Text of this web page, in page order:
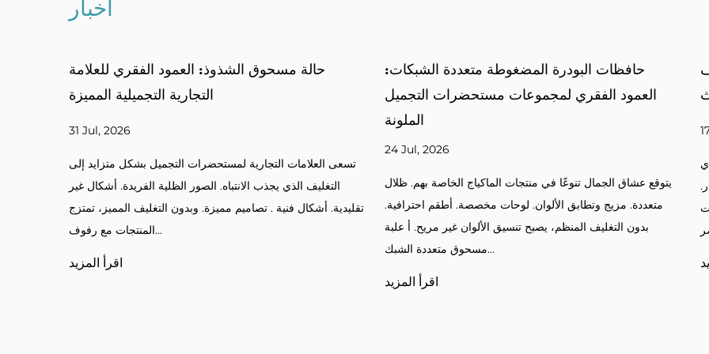
أخبار
حافظات البودرة المضغوطة متعددة الشبكات:
العمود الفقري لمجموعات مستحضرات التجميل
يتوقع عشاق الجمال تنوعًا في منتجات الماكياج الخاصة بهم. ظلال
متعددة. مزيج وتطابق الألوان. لوحات مخصصة. أطقم احترافية.
بدون التغليف المنظم، يصبح تنسيق الألوان غير مريح. أ علبة
علبة مسحوق مربعة: العمود الفقري للتغليف
المضغوط الحديث
17 Jul, 2026
يوازن بين الشكل والوظيفة. المساحيق المضغوطة. احمرار.
البرونزر. أقلام التحديد. وبدون الحالات المناسبة، تفقد المنتجات
الحماية والجاذبية البصر...